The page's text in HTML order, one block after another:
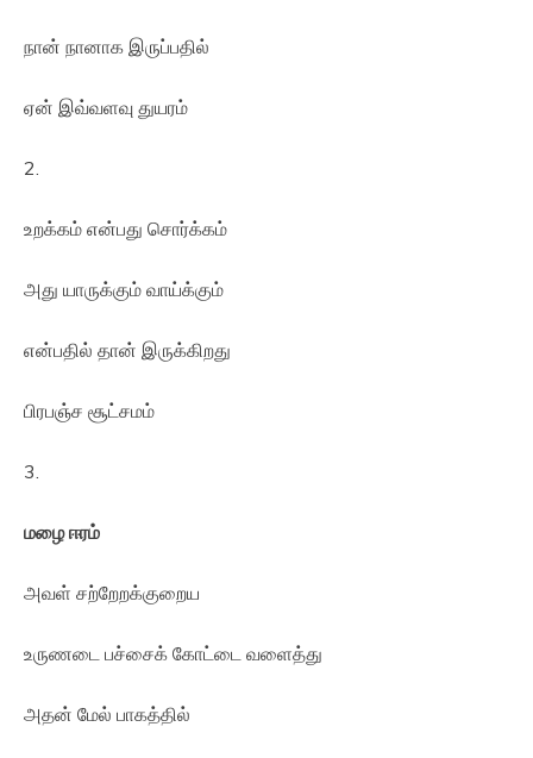
நான் நானாக இருப்பதில்
ஏன் இவ்வளவு துயரம்
2.
உறக்கம் என்பது சொர்க்கம்
அது யாருக்கும் வாய்க்கும்
என்பதில் தான் இருக்கிறது
பிரபஞ்ச சூட்சமம்
3.
மழை ஈரம்
அவள் சற்றேறக்குறைய
உருணடை பச்சைக் கோட்டை வளைத்து
அதன் மேல் பாகத்தில்